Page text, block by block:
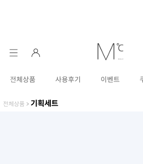
전체상품 사용후기 이벤트
전체상품 > 기획세트